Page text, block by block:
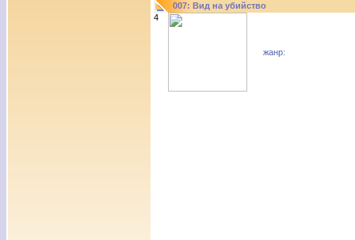
007: Вид на убийство
4
жанр: